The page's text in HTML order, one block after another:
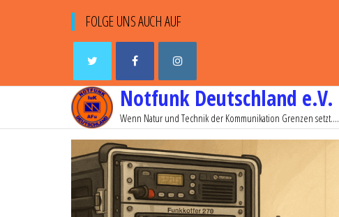
FOLGE UNS AUCH AUF
Notfunk Deutschland e.V.
Wenn Natur und Technik der Kommunikation Grenzen setzt….